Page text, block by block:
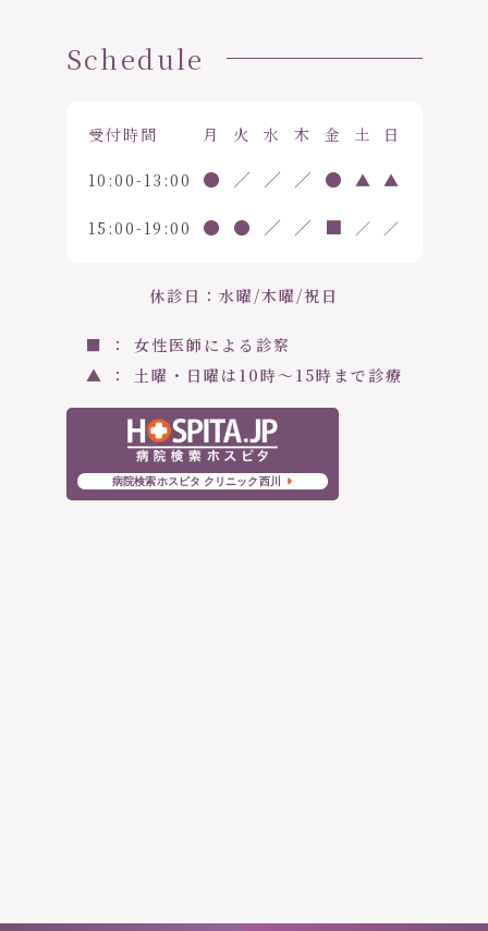
Schedule
受付時間 月 火 水 木 金 土 日
10:00-13:00 ● ／ ／ ／ ● ▲ ▲
15:00-19:00 ● ● ／ ／ ■ ／ ／
休診日：水曜/木曜/祝日
■ ： 女性医師による診察
▲ ： 土曜・日曜は10時〜15時まで診療
病院検索ホスピタ クリニック西川